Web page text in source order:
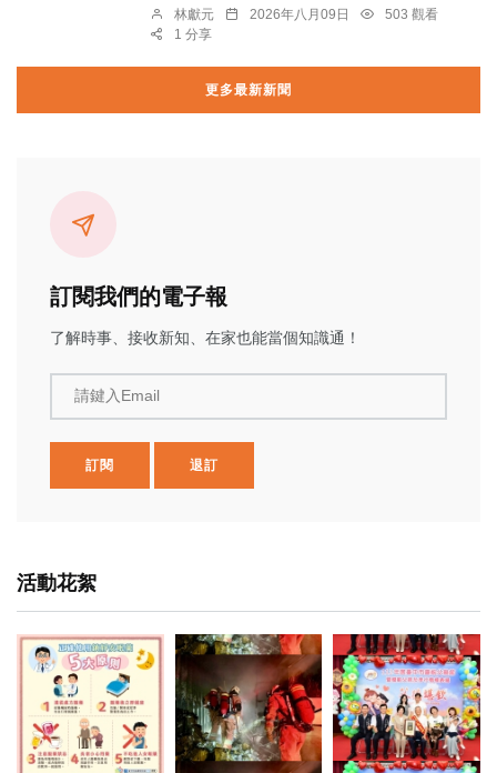
林獻元 2026年八月09日
503 觀看
1 分享
更多最新新聞
訂閱我們的電子報
了解時事、接收新知、在家也能當個知識通！
請鍵入Email
訂閱 退訂
活動花絮